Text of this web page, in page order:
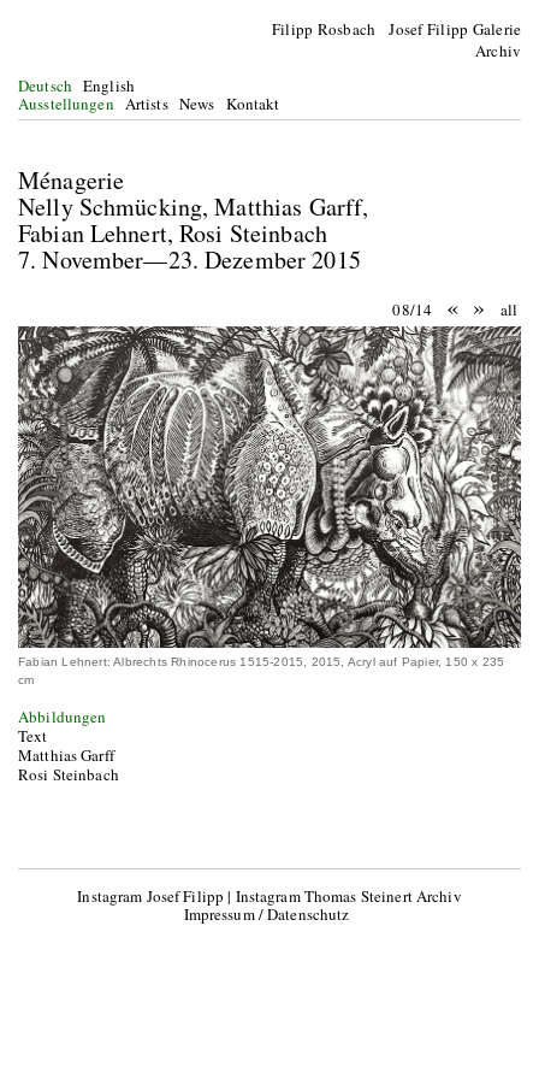
Filipp Rosbach Josef Filipp Galerie
Archiv
Deutsch English
Ausstellungen Artists News Kontakt
Ménagerie
Nelly Schmücking, Matthias Garff,
Fabian Lehnert, Rosi Steinbach
7. November—23. Dezember 2015
08/14 « » all
Fabian Lehnert: Albrechts Rhinocerus 1515-2015, 2015, Acryl auf Papier, 150 x 235
cm
Abbildungen
Text
Matthias Garff
Rosi Steinbach
Instagram Josef Filipp | Instagram Thomas Steinert Archiv
Impressum / Datenschutz